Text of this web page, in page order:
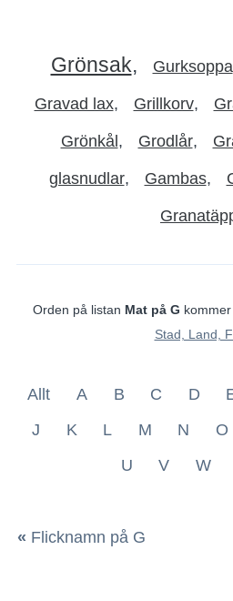
Grönsak Gurksoppa
Gravad lax Grillkorv
Grönkål Grodlår
glasnudlar Gambas
Orden på listan Mat på G
Stad, Land,
Allt A B C D
J
K L M N O
U
V W
« Flicknamn på G